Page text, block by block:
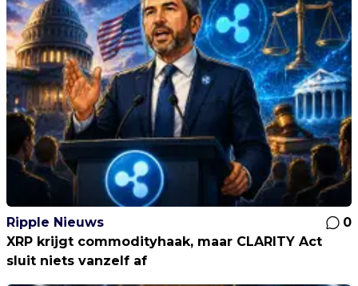
Ripple Nieuws
0
XRP krijgt commodityhaak, maar CLARITY Act
sluit niets vanzelf af